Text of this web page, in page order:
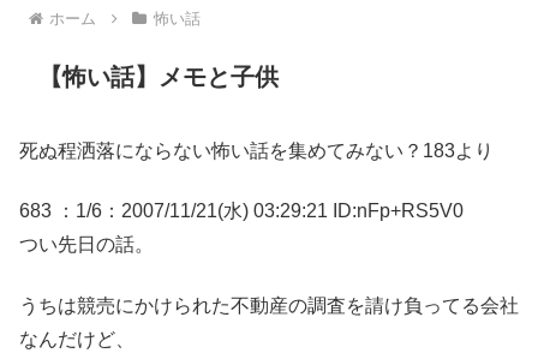
ホーム 怖い話
【怖い話】メモと子供
死ぬ程洒落にならない怖い話を集めてみない？183より
683 ：1/6：2007/11/21(水) 03:29:21 ID:nFp+RS5V0
つい先日の話。
うちは競売にかけられた不動産の調査を請け負ってる会社
なんだけど、